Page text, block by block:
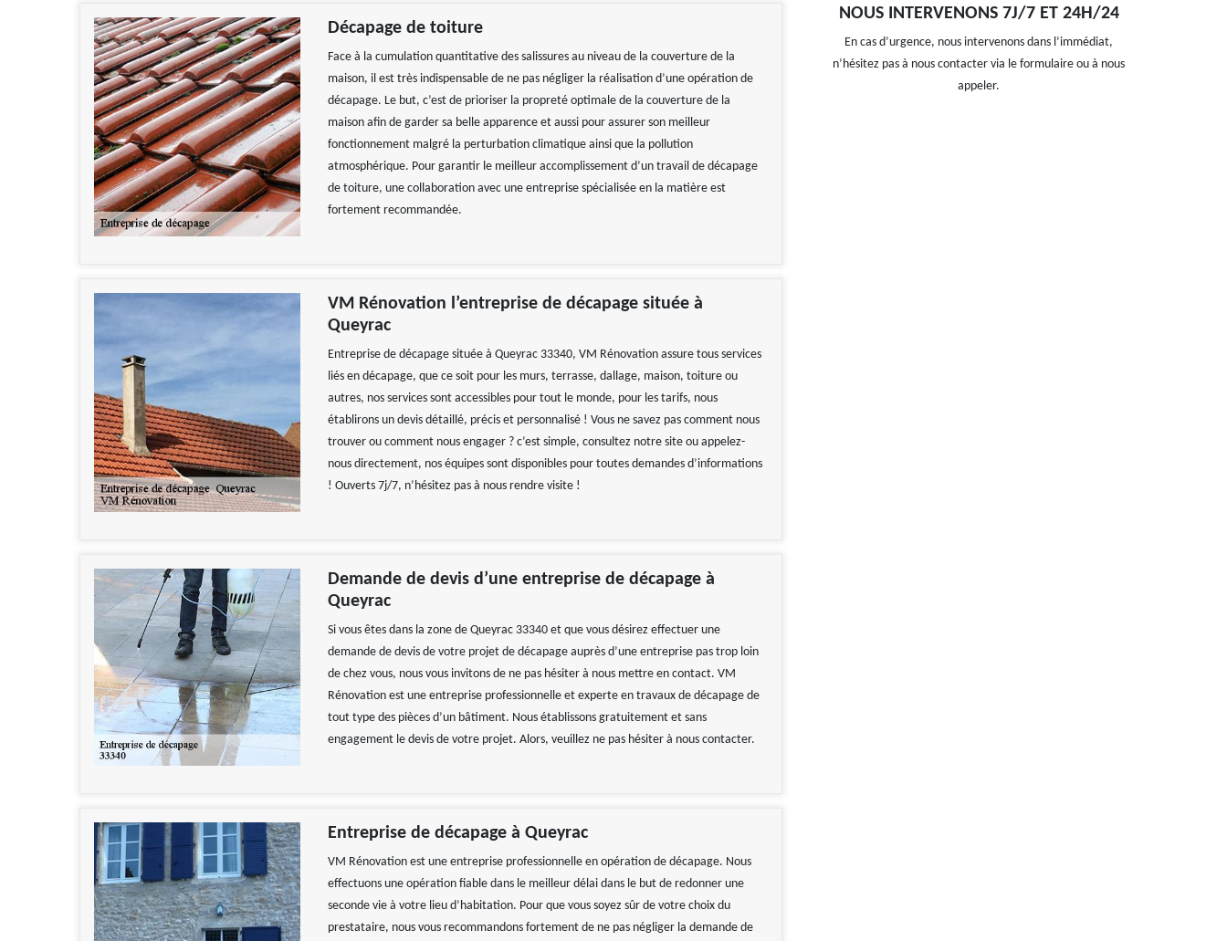
Décapage de toiture
Face à la cumulation quantitative des salissures au niveau de la couverture de la
maison, il est très indispensable de ne pas négliger la réalisation d’une opération de
décapage. Le but, c’est de prioriser la propreté optimale de la couverture de la
maison afin de garder sa belle apparence et aussi pour assurer son meilleur
fonctionnement malgré la perturbation climatique ainsi que la pollution
atmosphérique. Pour garantir le meilleur accomplissement d’un travail de décapage
de toiture, une collaboration avec une entreprise spécialisée en la matière est
fortement recommandée.
VM Rénovation l’entreprise de décapage située à
Queyrac
Entreprise de décapage située à Queyrac 33340, VM Rénovation assure tous services
liés en décapage, que ce soit pour les murs, terrasse, dallage, maison, toiture ou
autres, nos services sont accessibles pour tout le monde, pour les tarifs, nous
établirons un devis détaillé, précis et personnalisé ! Vous ne savez pas comment nous
trouver ou comment nous engager ? c’est simple, consultez notre site ou appelez-
nous directement, nos équipes sont disponibles pour toutes demandes d’informations
! Ouverts 7j/7, n’hésitez pas à nous rendre visite !
Demande de devis d’une entreprise de décapage à
Queyrac
Si vous êtes dans la zone de Queyrac 33340 et que vous désirez effectuer une
demande de devis de votre projet de décapage auprès d’une entreprise pas trop loin
de chez vous, nous vous invitons de ne pas hésiter à nous mettre en contact. VM
Rénovation est une entreprise professionnelle et experte en travaux de décapage de
tout type des pièces d’un bâtiment. Nous établissons gratuitement et sans
engagement le devis de votre projet. Alors, veuillez ne pas hésiter à nous contacter.
Entreprise de décapage à Queyrac
VM Rénovation est une entreprise professionnelle en opération de décapage. Nous
effectuons une opération fiable dans le meilleur délai dans le but de redonner une
seconde vie à votre lieu d’habitation. Pour que vous soyez sûr de votre choix du
prestataire, nous vous recommandons fortement de ne pas négliger la demande de
NOUS INTERVENONS 7J/7 ET 24H/24
En cas d’urgence, nous intervenons dans l’immédiat,
n’hésitez pas à nous contacter via le formulaire ou à nous
appeler.